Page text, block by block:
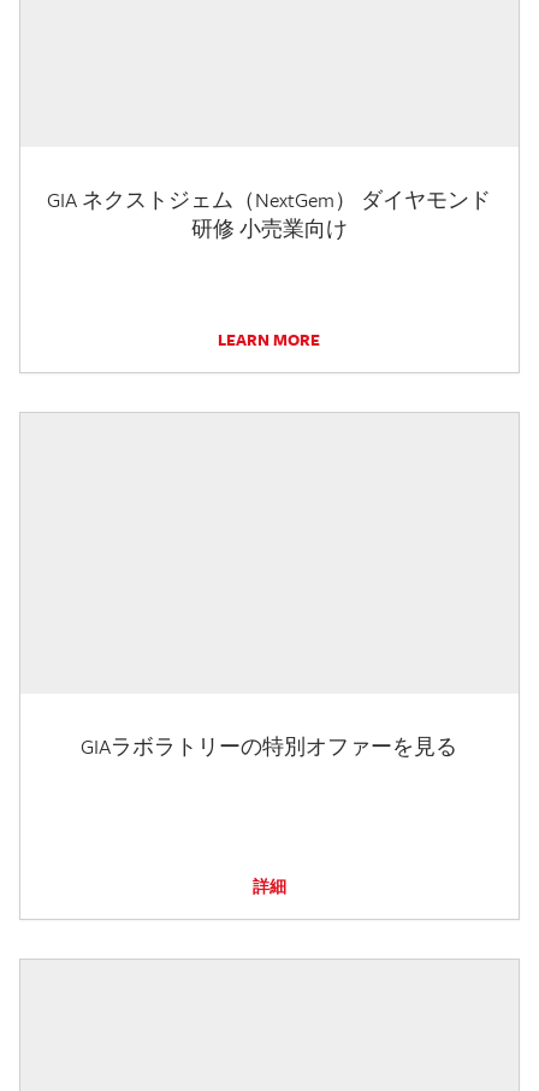
GIA ネクストジェム（NextGem） ダイヤモンド
研修 小売業向け
LEARN MORE
GIAラボラトリーの特別オファーを見る
詳細